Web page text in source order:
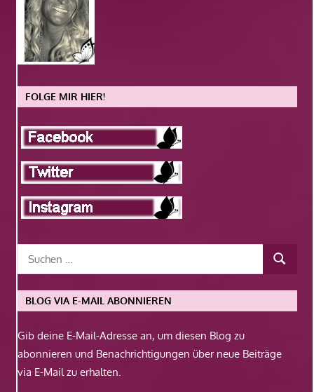
FOLGE MIR HIER!
BLOG VIA E-MAIL ABONNIEREN
Gib deine E-Mail-Adresse an, um diesen Blog zu
abonnieren und Benachrichtigungen über neue Beiträge
via E-Mail zu erhalten.